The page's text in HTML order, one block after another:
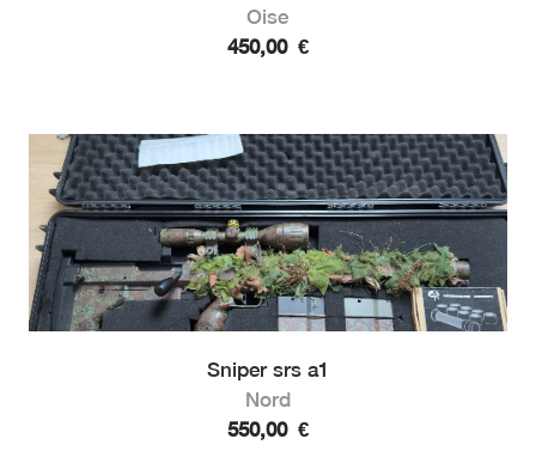
Oise
450,00 €
Sniper srs a1
Nord
550,00 €